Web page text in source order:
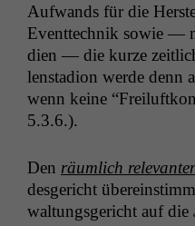
Aufwands für die
Event­tech­nik sowie —
di­en — die kurze
len­sta­dion werde denn
wenn keine
5.3.6.).
Den räum­lich
des­gericht
wal­tungs­gericht auf die